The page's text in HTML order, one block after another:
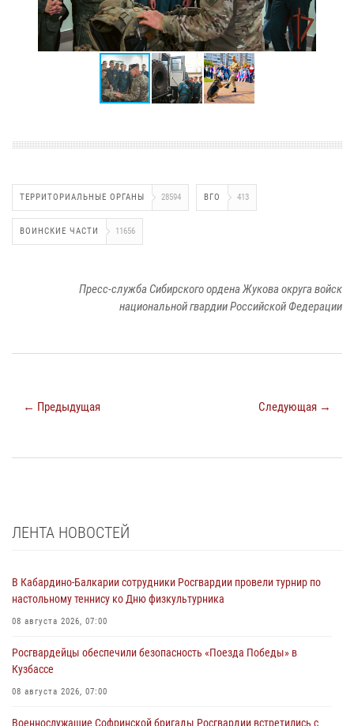
ТЕРРИТОРИАЛЬНЫЕ ОРГАНЫ 28594 ВГО 413
ВОИНСКИЕ ЧАСТИ 11656
Пресс-служба Сибирского ордена Жукова округа войск
национальной гвардии Российской Федерации
← Предыдущая Следующая →
ЛЕНТА НОВОСТЕЙ
В Кабардино-Балкарии сотрудники Росгвардии провели турнир по
настольному теннису ко Дню физкультурника
08 августа 2026, 07:00
Росгвардейцы обеспечили безопасность «Поезда Победы» в
Кузбассе
08 августа 2026, 07:00
Военнослужащие Софринской бригады Росгвардии встретились с